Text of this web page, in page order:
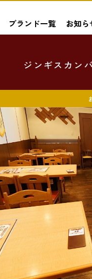
ブランド一覧 お知ら
ジンギスカン